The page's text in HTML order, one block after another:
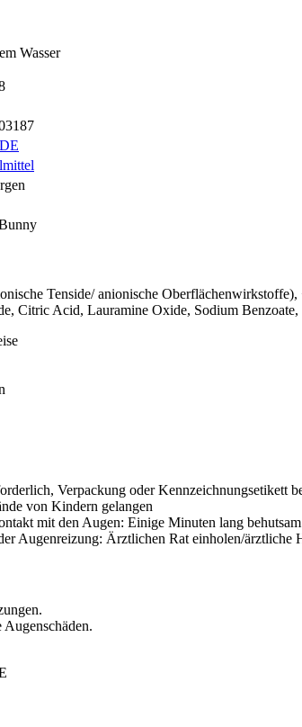
Wasser
Tenside/ anionische
Citric Acid, Lauramine Oxide, Sodium
Verpackung oder Kennzeichnungsetikett
von Kindern gelangen
mit den Augen: Einige Minuten lang
Augenreizung: Ärztlichen Rat einholen/ärztliche